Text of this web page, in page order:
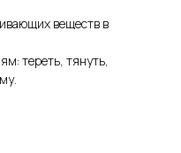
веществ в
тереть, тянуть,